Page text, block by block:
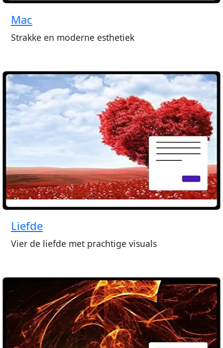
Mac
Strakke en moderne esthetiek
Liefde
Vier de liefde met prachtige visuals